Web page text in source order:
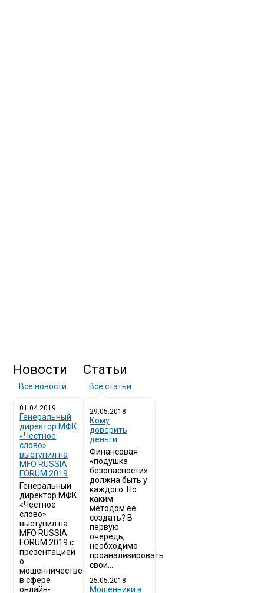
Новости
Все новости
01.04.2019
Генеральный
директор МФК
«Честное
слово»
выступил на
MFO RUSSIA
FORUM 2019
Генеральный
директор МФК
«Честное
слово»
выступил на
MFO RUSSIA
FORUM 2019 с
презентацией
о
мошенничестве
в сфере
онлайн-
Статьи
Все статьи
29.05.2018
Кому
доверить
деньги
Финансовая
«подушка
безопасности»
должна быть у
каждого. Но
каким
методом ее
создать? В
первую
очередь,
необходимо
проанализировать
свои...
25.05.2018
Мошенники в